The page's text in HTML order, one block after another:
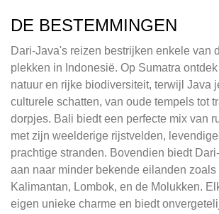
DE BESTEMMINGEN
Dari-Java's reizen bestrijken enkele van
plekken in Indonesië. Op Sumatra
natuur en rijke biodiversiteit, terwijl Java
culturele schatten, van oude tempels tot
dorpjes. Bali biedt een perfecte mix van
met zijn weelderige rijstvelden,
prachtige stranden. Bovendien biedt
aan naar minder bekende eilanden
Kalimantan, Lombok, en de Molukken.
eigen unieke charme en biedt